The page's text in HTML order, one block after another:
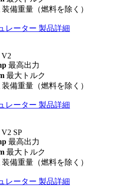
装備重量（燃料を除く）
レーター 製品詳細
V2
最高出力
最大トルク
装備重量（燃料を除く）
レーター 製品詳細
V2 SP
最高出力
最大トルク
装備重量（燃料を除く）
レーター 製品詳細